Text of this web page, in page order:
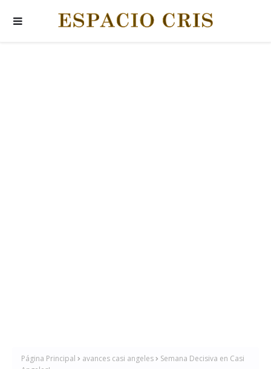
Página Principal avances casi angeles
Semana Decisiva en Casi